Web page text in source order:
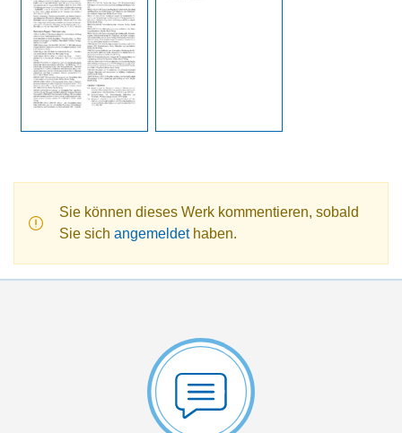
Sie können dieses Werk kommentieren, sobald
Sie sich angemeldethaben.